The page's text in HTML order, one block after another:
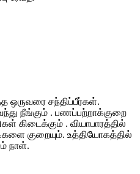
ஒருவரை சந்திப்பீர்கள்.
நீங்கும் . பணப்பற்றாக்குறை
கிடைக்கும் . வியாபாரத்தில்
குறையும். உத்தியோகத்தில்
நாள்.